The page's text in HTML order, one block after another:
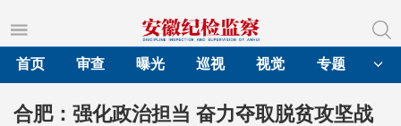
首页
审查 曝光 巡视 视觉 专题
合肥：强化政治担当 奋力夺取脱贫攻坚战